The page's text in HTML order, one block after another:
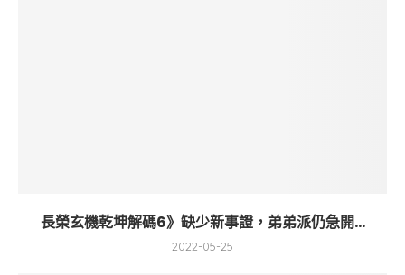
長榮玄機乾坤解碼6》缺少新事證，弟弟派仍急開...
2022-05-25